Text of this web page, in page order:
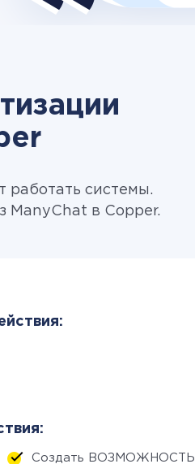
работать системы.
ManyChat в Copper.
Создать ВОЗМОЖНОСТЬ